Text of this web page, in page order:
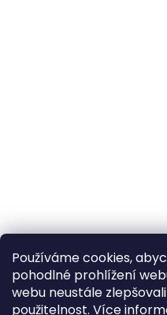
Používáme cookies,
pohodlné prohlížení
webu neustále
použitelnost. Více